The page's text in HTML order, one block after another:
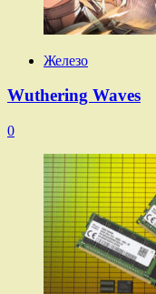
Железо
Wuthering Waves
0